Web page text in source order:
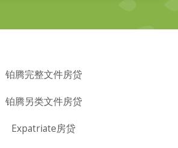
铂腾完整文件房贷
铂腾另类文件房贷
Expatriate房贷